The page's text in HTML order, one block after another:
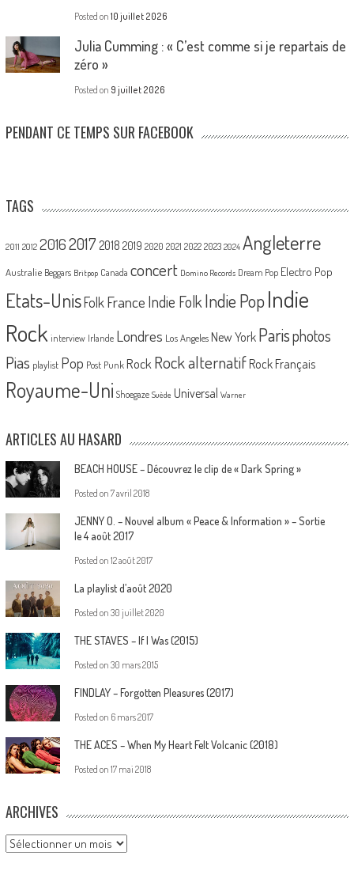
Posted on 10 juillet 2026
Julia Cumming : « C’est comme si je repartais de
zéro »
Posted on 9 juillet 2026
PENDANT CE TEMPS SUR FACEBOOK
TAGS
2011 2012 20162017 2018 2019 2020 2021 2022 2023 2024 Angleterre
Australie Beggars Britpop Canada concert Domino Records Dream Pop Electro Pop
Etats-UnisFolk France Indie FolkIndie PopIndie
Rock interview Irlande Londres Los Angeles New York Parisphotos
Pias playlist Pop Post Punk Rock Rock alternatif Rock Français
Royaume-Uni Shoegaze Suède Universal Warner
ARTICLES AU HASARD
BEACH HOUSE – Découvrez le clip de « Dark Spring »
Posted on 7 avril 2018
JENNY O. – Nouvel album « Peace & Information » – Sortie
le 4 août 2017
Posted on 12 août 2017
La playlist d’août 2020
Posted on 30 juillet 2020
THE STAVES – If I Was (2015)
Posted on 30 mars 2015
FINDLAY – Forgotten Pleasures (2017)
Posted on 6 mars 2017
THE ACES – When My Heart Felt Volcanic (2018)
Posted on 17 mai 2018
ARCHIVES
Archives